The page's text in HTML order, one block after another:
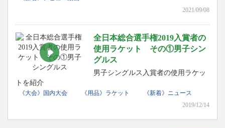
2021/09/08
全日本総合選手権2019入賞者の
使用ラケット その①男子シン
グルス
男子シングルス入賞者の使用ラケッ
トを紹介
《大会》国内大会 《用品》ラケット
《新着》ニュース
2019/12/14